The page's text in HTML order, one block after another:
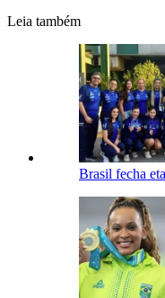
Leia também
Brasil fecha